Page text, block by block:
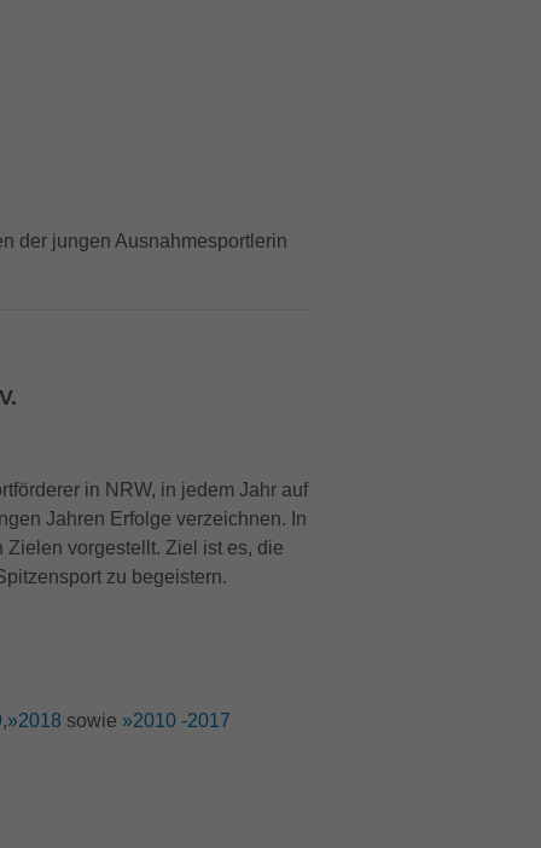
der jungen Ausnahmesportlerin
in NRW, in jedem Jahr auf
Jahren Erfolge verzeichnen. In
vorgestellt. Ziel ist es, die
zu begeistern.
,»2018 sowie »2010 -2017